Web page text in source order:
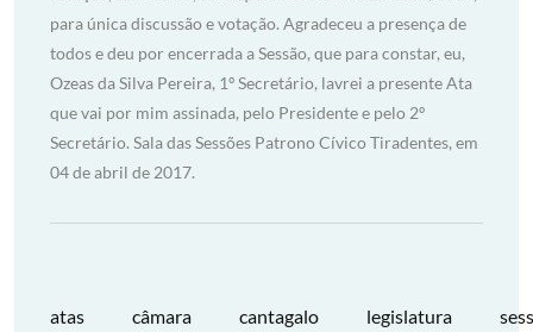
atas câmara cantagalo legislatura